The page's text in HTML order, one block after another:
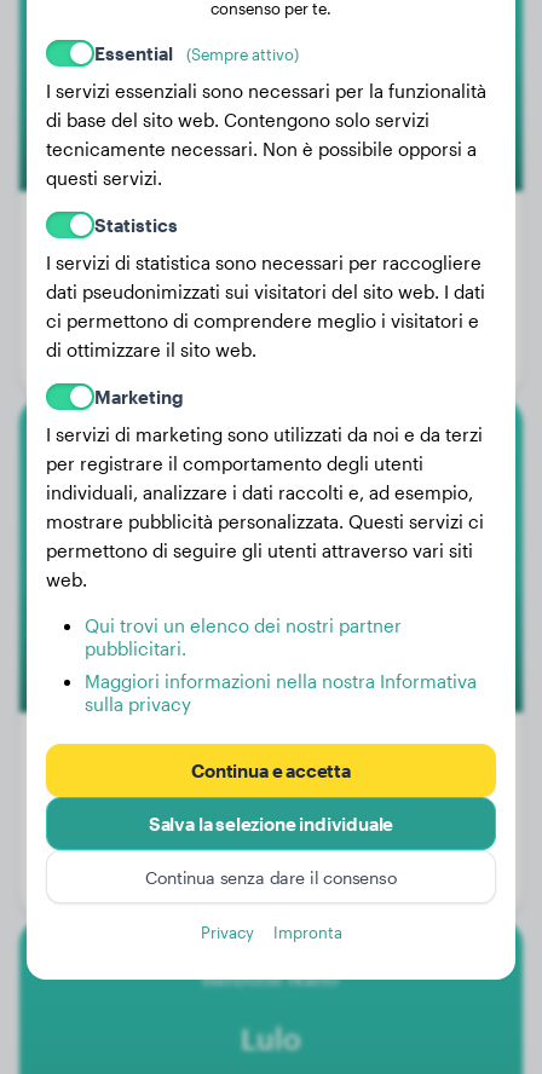
Peso:
5 kg
Età:
3 anni, 5 mesi
Genere:
Barbone Nano
Rocky
Peso:
4 kg
Età:
9 mesi
Barbone Nano
Lulo
consenso per te.
Essential (Sempre attivo)
I servizi essenziali sono necessari per la funzionalità
di base del sito web. Contengono solo servizi
tecnicamente necessari. Non è possibile opporsi a
questi servizi.
Statistics
I servizi di statistica sono necessari per raccogliere
dati pseudonimizzati sui visitatori del sito web. I dati
ci permettono di comprendere meglio i visitatori e
di ottimizzare il sito web.
Marketing
I servizi di marketing sono utilizzati da noi e da terzi
per registrare il comportamento degli utenti
individuali, analizzare i dati raccolti e, ad esempio,
mostrare pubblicità personalizzata. Questi servizi ci
permettono di seguire gli utenti attraverso vari siti
web.
Qui trovi un elenco dei nostri partner
pubblicitari.
Maggiori informazioni nella nostra Informativa
sulla privacy
Continua e accetta
Salva la selezione individuale
Continua senza dare il consenso
Privacy Impronta